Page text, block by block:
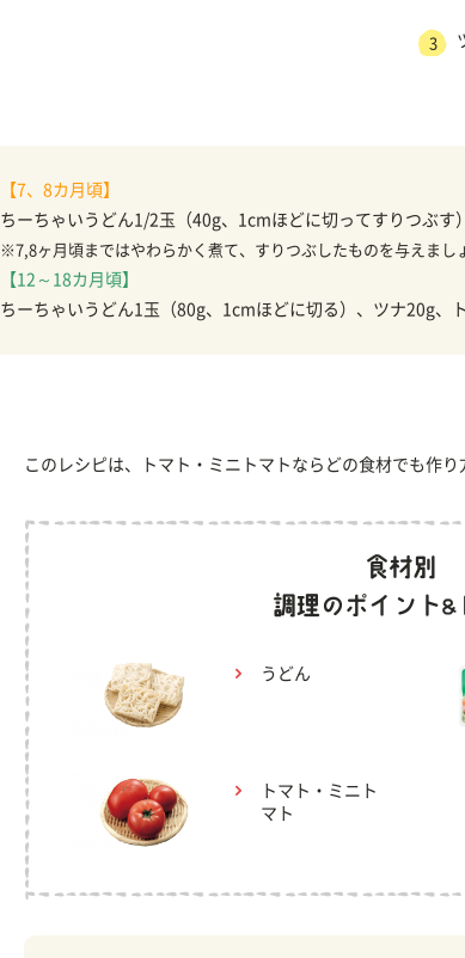
3
【7、8カ月頃】
ちーちゃいうどん1/2玉（40g、1cmほどに切ってすりつぶす
※7,8ヶ月頃まではやわらかく煮て、すりつぶしたものを与えまし
【12～18カ月頃】
ちーちゃいうどん1玉（80g、1cmほどに切る）、ツナ20g、
このレシピは、トマト・ミニトマトならどの食材でも作
うどん
トマト・ミニト
マト